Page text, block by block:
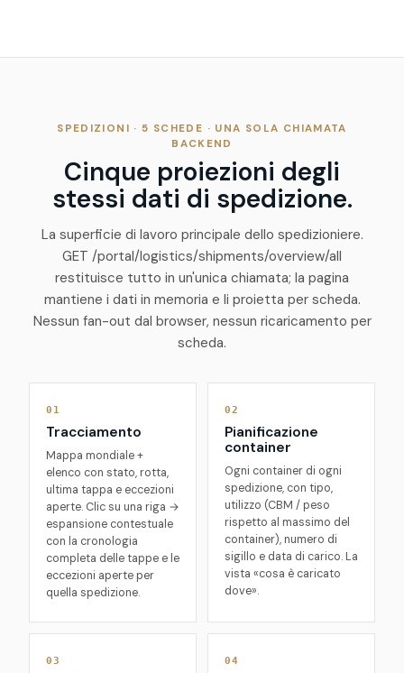
SPEDIZIONI · 5 SCHEDE · UNA SOLA CHIAMATA
BACKEND
Cinque proiezioni degli
stessi dati di spedizione.
La superficie di lavoro principale dello spedizioniere.
GET /portal/logistics/shipments/overview/all
restituisce tutto in un'unica chiamata; la pagina
mantiene i dati in memoria e li proietta per scheda.
Nessun fan-out dal browser, nessun ricaricamento per
scheda.
01
Tracciamento
Mappa mondiale +
elenco con stato, rotta,
ultima tappa e eccezioni
aperte. Clic su una riga →
espansione contestuale
con la cronologia
completa delle tappe e le
eccezioni aperte per
quella spedizione.
02
Pianificazione
container
Ogni container di ogni
spedizione, con tipo,
utilizzo (CBM / peso
rispetto al massimo del
container), numero di
sigillo e data di carico. La
vista «cosa è caricato
dove».
03 04